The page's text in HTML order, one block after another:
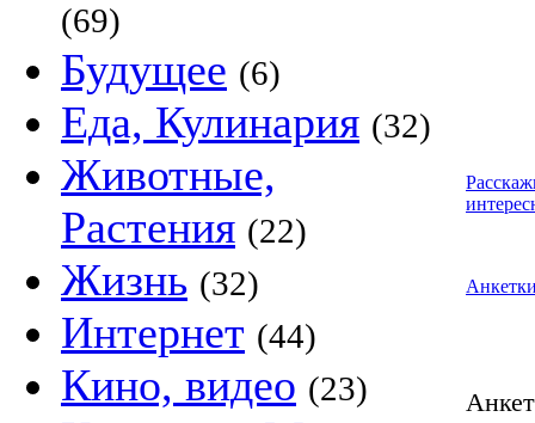
(69)
Будущее (6)
Еда, Кулинария (32)
Животные,
Растения (22)
Жизнь (32)
Интернет (44)
Кино, видео (23)